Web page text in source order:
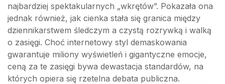
najbardziej spektakularnych „wkrętów”. Pokazała ona
jednak również, jak cienka stała się granica między
dziennikarstwem śledczym a czystą rozrywką i walką
o zasięgi. Choć internetowy styl demaskowania
gwarantuje miliony wyświetleń i gigantyczne emocje,
ceną za te zasięgi bywa dewastacja standardów, na
których opiera się rzetelna debata publiczna.